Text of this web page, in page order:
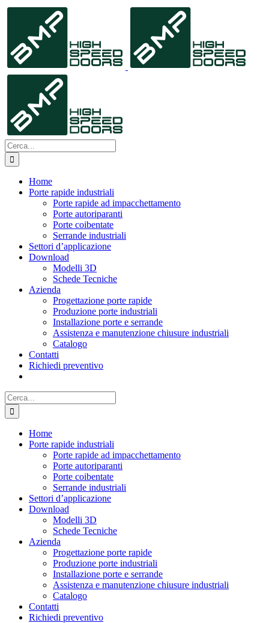
Salta
contenuto
Cerca
per:
Home
Porte rapide industriali
Porte rapide ad impacchettamento
Porte autoriparanti
Porte coibentate
Serrande industriali
Settori d’applicazione
Download
Modelli 3D
Schede Tecniche
Azienda
Progettazione porte rapide
Produzione porte industriali
Installazione porte e serrande
Assistenza e manutenzione chiusure industriali
Catalogo
Contatti
Richiedi preventivo
Cerca
per:
Home
Porte rapide industriali
Porte rapide ad impacchettamento
Porte autoriparanti
Porte coibentate
Serrande industriali
Settori d’applicazione
Download
Modelli 3D
Schede Tecniche
Azienda
Progettazione porte rapide
Produzione porte industriali
Installazione porte e serrande
Assistenza e manutenzione chiusure industriali
Catalogo
Contatti
Richiedi preventivo